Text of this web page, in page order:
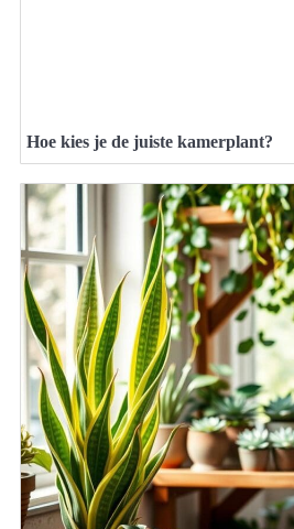
Hoe kies je de juiste kamerplant?